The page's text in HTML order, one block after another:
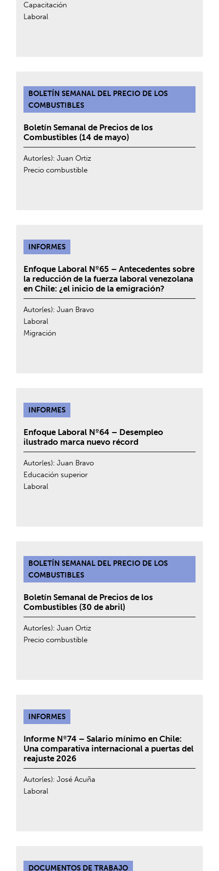
Capacitación
Laboral
BOLETÍN SEMANAL DEL PRECIO DE LOS
COMBUSTIBLES
Boletín Semanal de Precios de los
Combustibles (14 de mayo)
Autor(es):Juan Ortiz
Precio combustible
INFORMES
Enfoque Laboral Nº65 – Antecedentes sobre
la reducción de la fuerza laboral venezolana
en Chile: ¿el inicio de la emigración?
Autor(es):Juan Bravo
Laboral
Migración
INFORMES
Enfoque Laboral Nº64 – Desempleo
ilustrado marca nuevo récord
Autor(es):Juan Bravo
Educación superior
Laboral
BOLETÍN SEMANAL DEL PRECIO DE LOS
COMBUSTIBLES
Boletín Semanal de Precios de los
Combustibles (30 de abril)
Autor(es):Juan Ortiz
Precio combustible
INFORMES
Informe Nº74 – Salario mínimo en Chile:
Una comparativa internacional a puertas del
reajuste 2026
Autor(es):José Acuña
Laboral
DOCUMENTOS DE TRABAJO